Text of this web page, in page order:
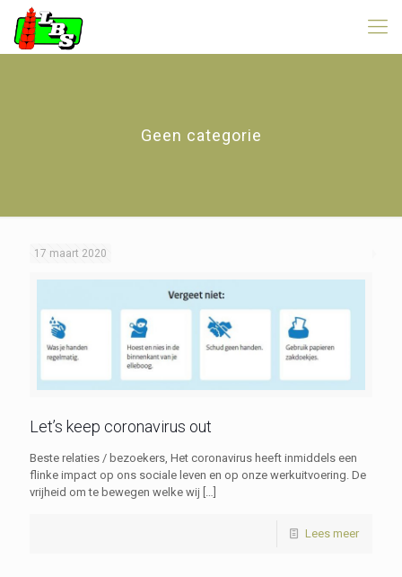
Geen categorie
17 maart 2020
Let’s keep coronavirus out
Beste relaties / bezoekers, Het coronavirus heeft inmiddels een
flinke impact op ons sociale leven en op onze werkuitvoering. De
vrijheid om te bewegen welke wij […]
Lees meer